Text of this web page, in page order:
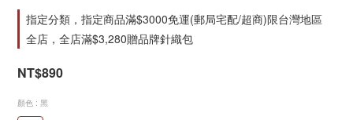
指定分類，指定商品滿$3000免運(郵局宅配/超商)限台灣地區
全店，全店滿$3,280贈品牌針織包
NT$890
顏色 : 黑